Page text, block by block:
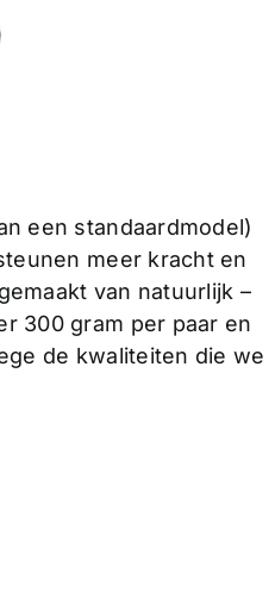
een standaardmodel)
meer kracht en
van natuurlijk –
300 gram per paar en
de kwaliteiten die we